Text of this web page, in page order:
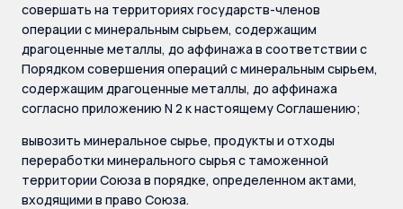
совершать на территориях государств-членов
операции с минеральным сырьем, содержащим
драгоценные металлы, до аффинажа в соответствии с
Порядком совершения операций с минеральным сырьем,
содержащим драгоценные металлы, до аффинажа
согласно приложению N 2 к настоящему Соглашению;
вывозить минеральное сырье, продукты и отходы
переработки минерального сырья с таможенной
территории Союза в порядке, определенном актами,
входящими в право Союза.